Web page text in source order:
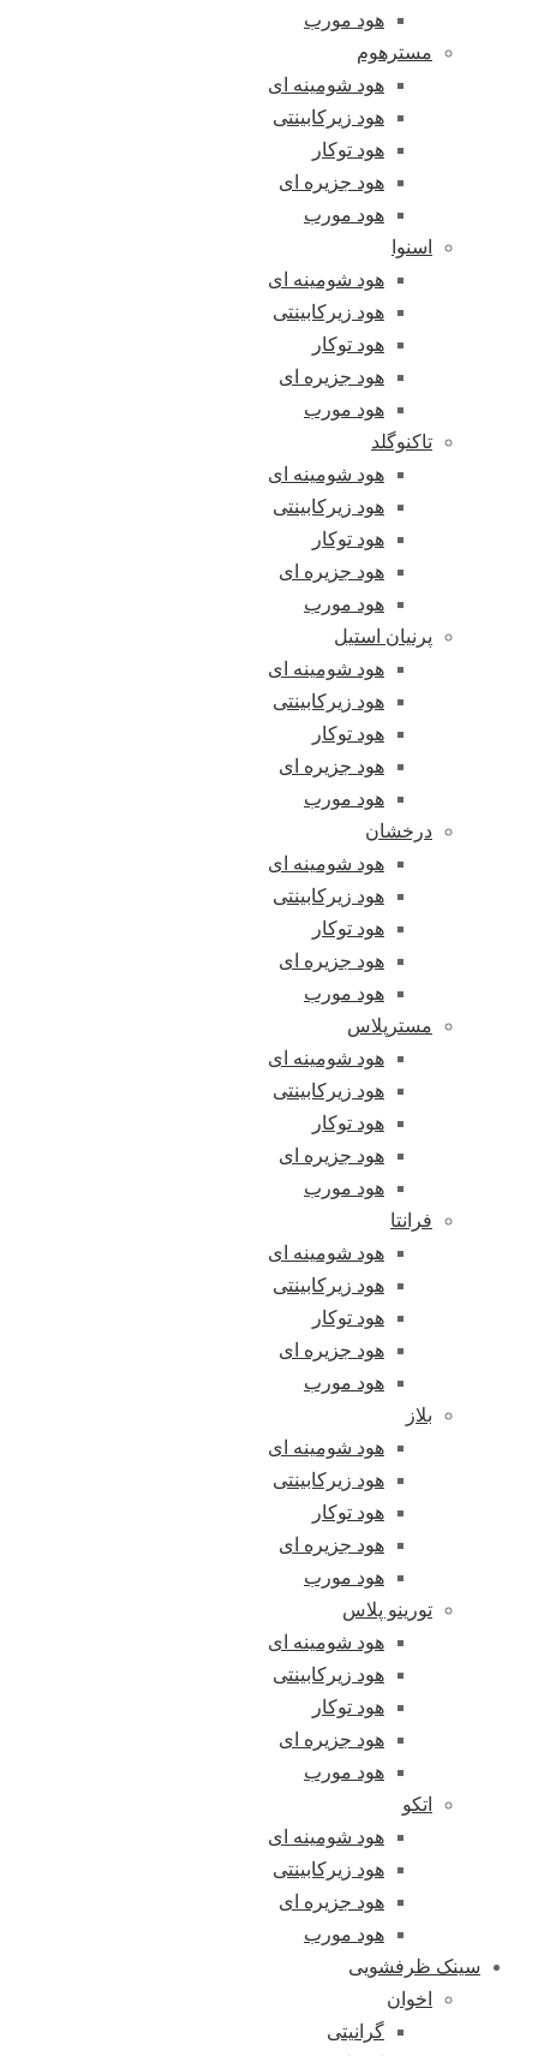
هود مورب
مسترهوم
هود شومینه ای
هود زیرکابینتی
هود توکار
هود جزیره ای
هود مورب
اسنوا
هود شومینه ای
هود زیرکابینتی
هود توکار
هود جزیره ای
هود مورب
تاکنوگلد
هود شومینه ای
هود زیرکابینتی
هود توکار
هود جزیره ای
هود مورب
پرنیان استیل
هود شومینه ای
هود زیرکابینتی
هود توکار
هود جزیره ای
هود مورب
درخشان
هود شومینه ای
هود زیرکابینتی
هود توکار
هود جزیره ای
هود مورب
مسترپلاس
هود شومینه ای
هود زیرکابینتی
هود توکار
هود جزیره ای
هود مورب
فرانتا
هود شومینه ای
هود زیرکابینتی
هود توکار
هود جزیره ای
هود مورب
بلاز
هود شومینه ای
هود زیرکابینتی
هود توکار
هود جزیره ای
هود مورب
تورینو پلاس
هود شومینه ای
هود زیرکابینتی
هود توکار
هود جزیره ای
هود مورب
اتکو
هود شومینه ای
هود زیرکابینتی
هود جزیره ای
هود مورب
سینک ظرفشویی
اخوان
گرانیتی